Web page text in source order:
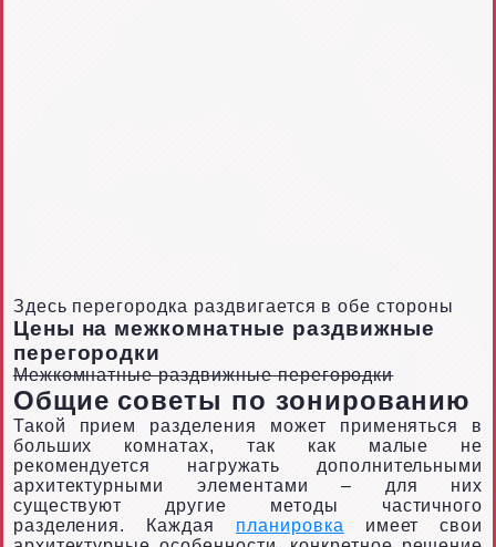
Здесь перегородка раздвигается в обе стороны
Цены на межкомнатные раздвижные
перегородки
Межкомнатные раздвижные перегородки
Общие советы по зонированию
Такой прием разделения может применяться в
больших комнатах, так как малые не
рекомендуется нагружать дополнительными
архитектурными элементами – для них
существуют другие методы частичного
разделения. Каждая планировка имеет свои